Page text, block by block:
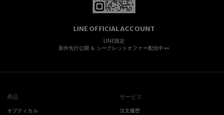
LINE OFFICIAL ACCOUNT
LINE限定
新作先行公開 ＆ シークレットオファー配信中 👀
商品
オプティカル
サービス
注文履歴